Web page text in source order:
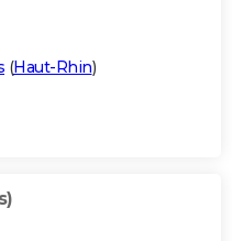
(Haut-Rhin)